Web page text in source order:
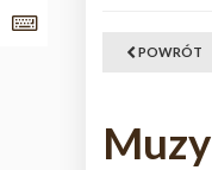
POWRÓT